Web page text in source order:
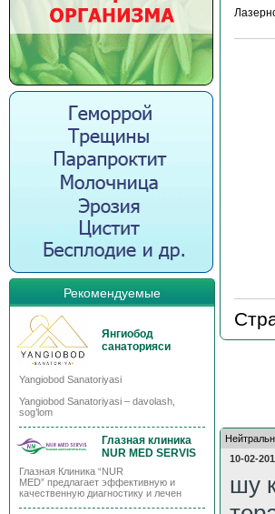
Рекомендуемые
Янгиобод
санаторияси
Yangiobod Sanatoriyasi
Yangiobod Sanatoriyasi – davolash,
sog’lom
Глазная клиника
NUR MED SERVIS
Глазная Клиника “NUR
MED” предлагает эффективную и
качественную диагностику и лечен
10-02-
шу